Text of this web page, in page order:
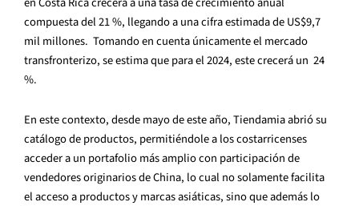
compuesta del 21 %, llegando a una cifra estimada de US$9,7
mil millones. Tomando en cuenta únicamente el mercado
transfronterizo, se estima que para el 2024, este crecerá un 24
%.
En este contexto, desde mayo de este año, Tiendamia abrió su
catálogo de productos, permitiéndole a los costarricenses
acceder a un portafolio más amplio con participación de
vendedores originarios de China, lo cual no solamente facilita
el acceso a productos y marcas asiáticas, sino que además lo